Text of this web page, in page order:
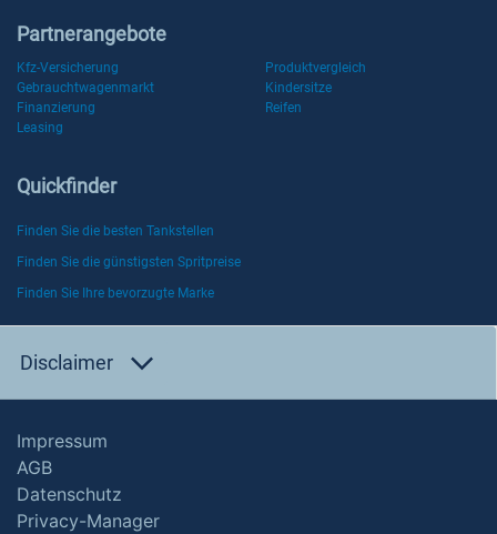
Partnerangebote
Kfz-Versicherung
Produktvergleich
Gebrauchtwagenmarkt
Kindersitze
Finanzierung
Reifen
Leasing
Quickfinder
Finden Sie die besten Tankstellen
Finden Sie die günstigsten Spritpreise
Finden Sie Ihre bevorzugte Marke
Disclaimer
Impressum
AGB
Datenschutz
Privacy-Manager